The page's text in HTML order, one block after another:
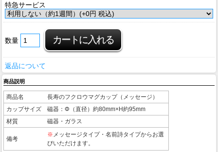
特急サービス
数量
返品について
商品説明
商品名
長寿のフクロウマグカップ（メッセージ）
カップサイズ
磁器：Φ（直径）約80mm×H約95mm
材質
磁器・ガラス
備考
※ メッセージタイプ・名前詩タイプからお選
びいただけます。